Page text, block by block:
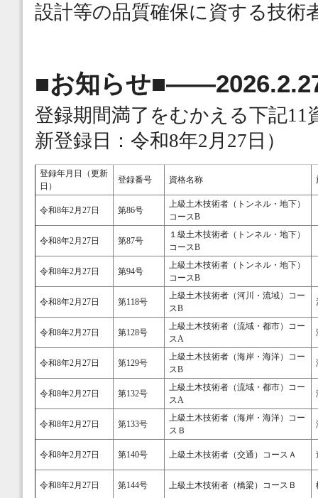
設計等の品質確保に資する技術
■お知らせ
登録期間満了をむかえる下記
新登録日：令和8年2月27日）
登録年月日（更新
日）
登録番号 資格名称
令和8年2月27日 第86号
上級土木技術者（トンネル・地下）
コースB
令和8年2月27日 第87号
１級土木技術者（トンネル・地下）
コースB
令和8年2月27日 第94号
上級土木技術者（トンネル・地下）
コースB
令和8年2月27日 第118号
上級土木技術者（河川・流域）コー
スB
令和8年2月27日 第128号
上級土木技術者（流域・都市）コー
スA
令和8年2月27日 第129号
上級土木技術者（海岸・海洋）コー
スB
令和8年2月27日 第132号
上級土木技術者（流域・都市）コー
スA
令和8年2月27日 第133号
上級土木技術者（海岸・海洋）コー
スＢ
令和8年2月27日 第140号 上級土木技術者（交通）コースＡ
令和8年2月27日 第144号 上級土木技術者（橋梁）コースＢ